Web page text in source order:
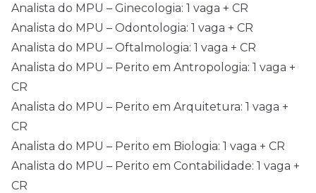
Analista do MPU – Ginecologia: 1 vaga + CR
Analista do MPU – Odontologia: 1 vaga + CR
Analista do MPU – Oftalmologia: 1 vaga + CR
Analista do MPU – Perito em Antropologia: 1 vaga +
CR
Analista do MPU – Perito em Arquitetura: 1 vaga +
CR
Analista do MPU – Perito em Biologia: 1 vaga + CR
Analista do MPU – Perito em Contabilidade: 1 vaga +
CR